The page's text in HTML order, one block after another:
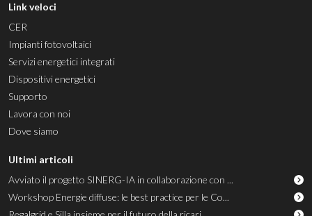
Link veloci
CER
Impianti fotovoltaici
Servizi energetici integrati
Dispositivi energetici
Supporto
Lavora con noi
Dove siamo
Ultimi articoli
Avviato il progetto SINERG-IA in collaborazione con ...
Workshop Energie diffuse: le best practice per le Co...